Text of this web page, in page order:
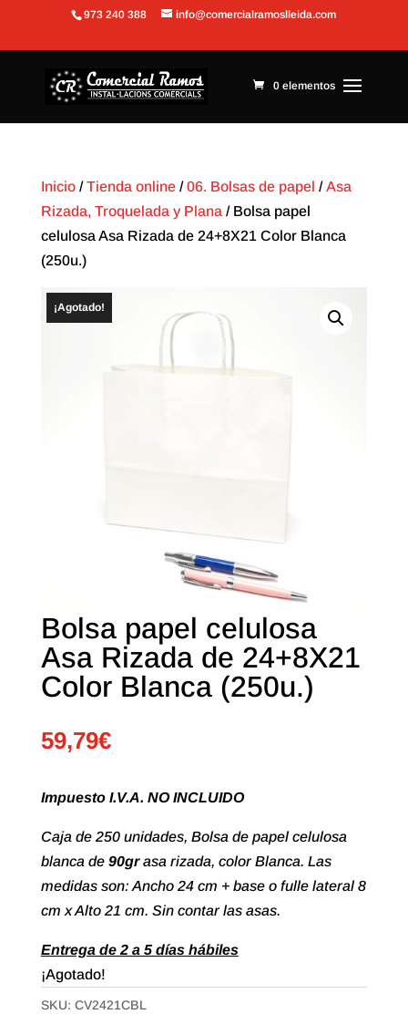
Abrir barra de herramientas
973 240 388 info@comercialramoslleida.com
0 elementos
Inicio/Tienda online/06. Bolsas de papel /Asa
Rizada, Troquelada y Plana / Bolsa papel
celulosa Asa Rizada de 24+8X21 Color Blanca
(250u.)
¡Agotado!
Bolsa papel celulosa
Asa Rizada de 24+8X21
Color Blanca (250u.)
59,79€
Impuesto I.V.A. NO INCLUIDO
Caja de 250 unidades, Bolsa de papel celulosa
blanca de 90grasa rizada, color Blanca. Las
medidas son: Ancho 24 cm + base o fulle lateral 8
cm x Alto 21 cm. Sin contar las asas.
Entrega de 2 a 5 días hábiles
¡Agotado!
SKU: CV2421CBL